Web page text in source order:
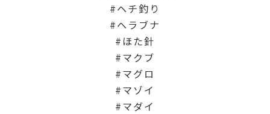
ヘチ釣り
ヘラブナ
ほた針
マクブ
マグロ
マゾイ
マダイ